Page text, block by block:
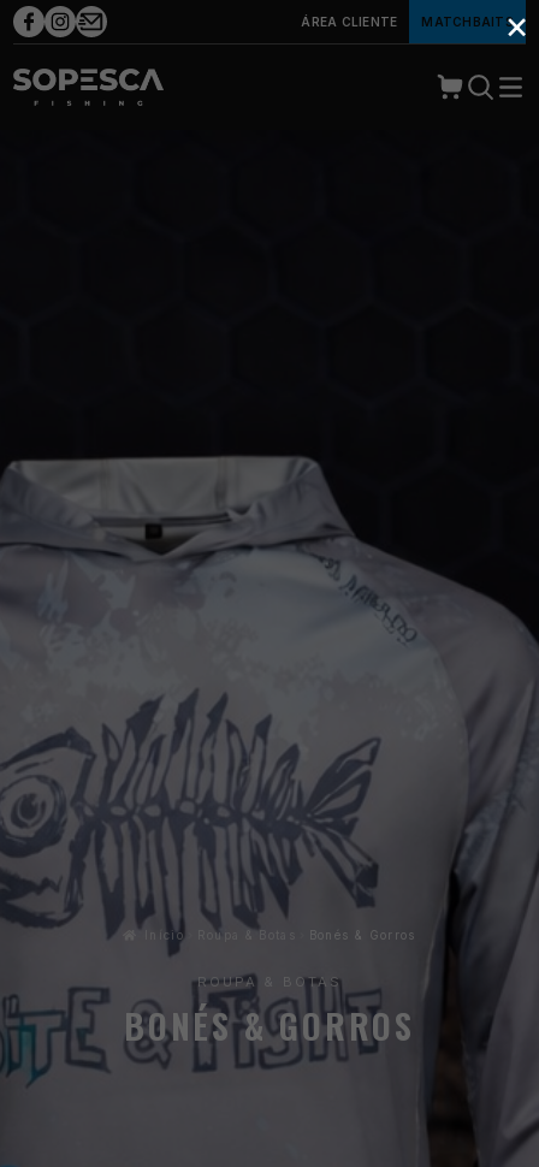
ÁREA CLIENTE MATCHBAITS
Início Roupa & Botas Bonés & Gorros
ROUPA & BOTAS
BONÉS & GORROS
×